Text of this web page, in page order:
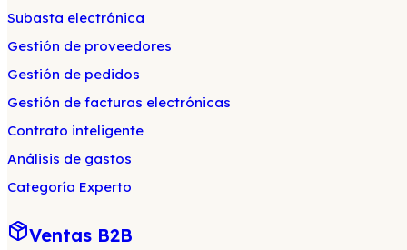
Subasta electrónica
Gestión de proveedores
Gestión de pedidos
Gestión de facturas electrónicas
Contrato inteligente
Análisis de gastos
Categoría Experto
Ventas B2B